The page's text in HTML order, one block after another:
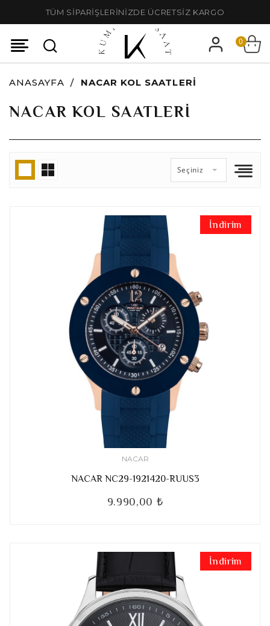
TÜM SİPARİŞLERİNİZDE ÜCRETSİZ KARGO
0
ANASAYFA NACAR KOL SAATLERI
NACAR KOL SAATLERI
Seçiniz
İndirim
NACAR
NACAR NC29-1921420-RUUS3
9.990,00 ₺
İndirim